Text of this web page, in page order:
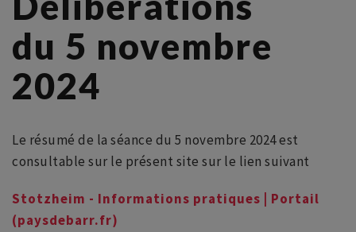
du 5 novembre
2024
Le résumé de la séance du 5 novembre 2024 est
consultable sur le présent site sur le lien suivant
Stotzheim - Informations pratiques | Portail
(paysdebarr.fr)